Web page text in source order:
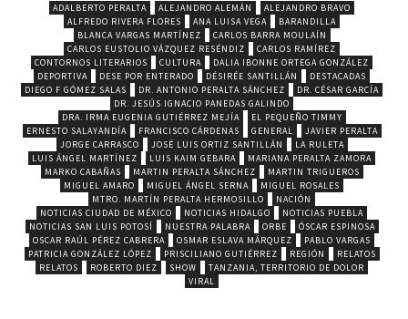
ADALBERTO PERALTA ALEJANDRO ALEMÁN
ALEJANDRO BRAVO
ALFREDO RIVERA FLORES
ANA LUISA VEGA
BARANDILLA
BLANCA VARGAS MARTÍNEZ
CARLOS BARRA MOULAÍN
CARLOS EUSTOLIO VÁZQUEZ RESÉNDIZ
CARLOS RAMÍREZ
CONTORNOS LITERARIOS
CULTURA
DALIA IBONNE ORTEGA GONZÁLEZ
DEPORTIVA
DESE POR ENTERADO DÉSIRÉE SANTILLÁN
DESTACADAS
DIEGO F GÓMEZ SALAS
DR. ANTONIO PERALTA SÁNCHEZ
DR. CÉSAR GARCÍA
DR. JESÚS IGNACIO PANEDAS GALINDO
DRA. IRMA EUGENIA GUTIÉRREZ MEJÍA
EL PEQUEÑO TIMMY
ERNESTO SALAYANDÍA
FRANCISCO CÁRDENAS GENERAL
JAVIER PERALTA
JORGE CARRASCO
JOSÉ LUIS ORTIZ SANTILLÁN
LA RULETA
LUIS ÁNGEL MARTÍNEZ
LUIS KAIM GEBARA
MARIANA PERALTA ZAMORA
MARKO CABAÑAS
MARTIN PERALTA SÁNCHEZ
MARTIN TRIGUEROS
MIGUEL AMARO
MIGUEL ÁNGEL SERNA
MIGUEL ROSALES
MTRO. MARTÍN PERALTA HERMOSILLO
NACIÓN
NOTICIAS CIUDAD DE MÉXICO
NOTICIAS HIDALGO
NOTICIAS PUEBLA
NOTICIAS SAN LUIS POTOSÍ
NUESTRA PALABRA ORBE
ÓSCAR ESPINOSA
OSCAR RAÚL PÉREZ CABRERA
OSMAR ESLAVA MÁRQUEZ
PABLO VARGAS
PATRICIA GONZÁLEZ LÓPEZ
PRISCILIANO GUTIÉRREZ REGIÓN
RELATOS
RELATOS
ROBERTO DIEZ SHOW
TANZANIA, TERRITORIO DE DOLOR
VIRAL